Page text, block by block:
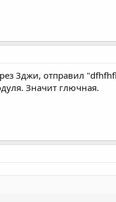
3джи, отправил
Значит глючная.